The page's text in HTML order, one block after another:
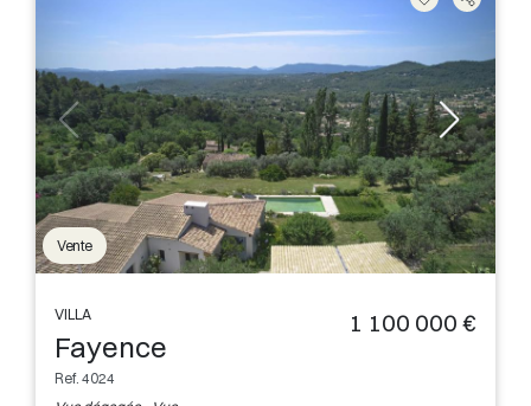
Vente
VILLA
Fayence
Ref. 4024
1 100 000 €